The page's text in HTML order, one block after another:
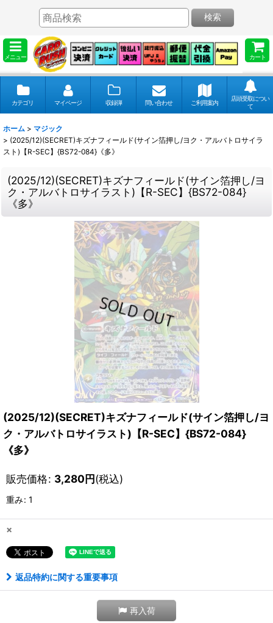
メニュー カート
検索
カテゴリ マイページ 収録弾 問い合わせ ご利用案内
店頭受取につい
て
ホーム > マジック
> (2025/12)(SECRET)キズナフィールド(サイン箔押し/ヨク・アルバトロサイラ
スト)【R-SEC】{BS72-084}《多》
(2025/12)(SECRET)キズナフィールド(サイン箔押し/ヨ
ク・アルバトロサイラスト)【R-SEC】{BS72-084}
《多》
(2025/12)(SECRET)キズナフィールド(サイン箔押し/ヨ
ク・アルバトロサイラスト)【R-SEC】{BS72-084}
《多》
販売価格: 3,280円(税込)
重み: 1
×
返品特約に関する重要事項
再入荷